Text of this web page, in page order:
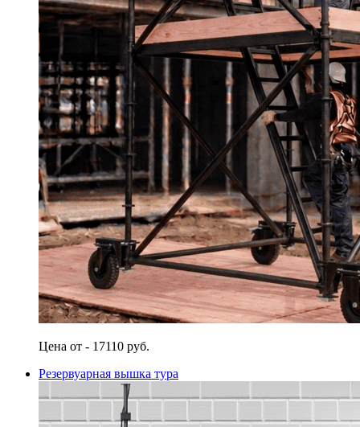
Цена от - 17110 руб.
Резервуарная вышка тура